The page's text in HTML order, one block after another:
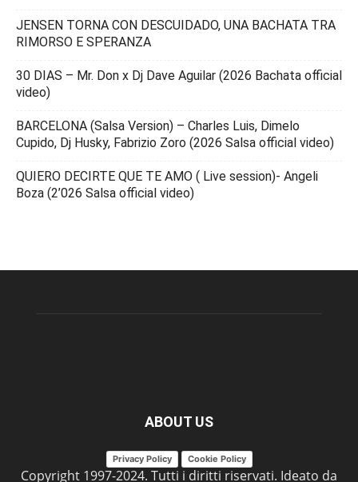
JENSEN TORNA CON DESCUIDADO, UNA BACHATA TRA
RIMORSO E SPERANZA
30 DIAS – Mr. Don x Dj Dave Aguilar (2026 Bachata official
video)
BARCELONA (Salsa Version) – Charles Luis, Dimelo
Cupido, Dj Husky, Fabrizio Zoro (2026 Salsa official video)
QUIERO DECIRTE QUE TE AMO ( Live session)- Angeli
Boza (2’026 Salsa official video)
ABOUT US
Privacy Policy Cookie Policy
Copyright 1997-2024. Tutti i diritti riservati. Ideato da